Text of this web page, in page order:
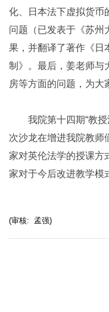
化、日本法下虚拟货币
问题（已发表于《苏州
果，并翻译了著作《日
制》。最后，姜老师与
房等方面的问题，为大
我院第十四期“教授
次沙龙在增进我院教师
家对英伦法学的授课方
家对于今后改进教学模
(审核: 孟强)